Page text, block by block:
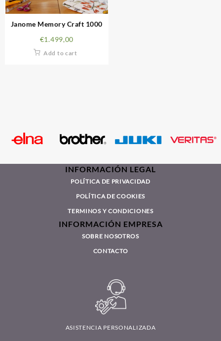
Janome Memory Craft 1000
€1.499,00
Add to cart
INFORMACIÓN LEGAL
POLÍTICA DE PRIVACIDAD
POLÍTICA DE COOKIES
TERMINOS Y CONDICIONES
INFORMACIÓN EMPRESA
SOBRE NOSOTROS
CONTACTO
ASISTENCIA PERSONALIZADA